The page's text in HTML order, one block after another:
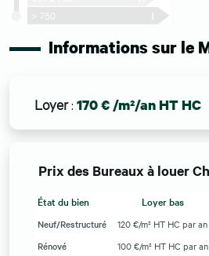
Informations sur le
Loyer: 170 € /m²/an HT HC
Prix des Bureaux à louer
État du bien Loyer bas
Neuf/Restructuré 120 €/m² HT HC par an
Rénové
100 €/m² HT HC par an